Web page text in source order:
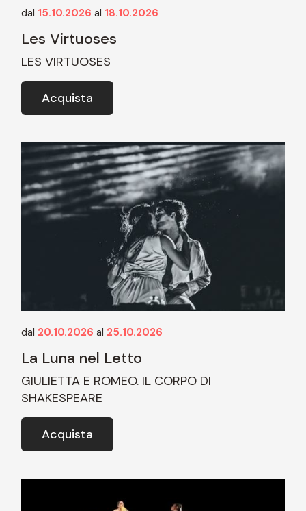
dal 15.10.2026 al 18.10.2026
Les Virtuoses
LES VIRTUOSES
Acquista
dal 20.10.2026 al 25.10.2026
La Luna nel Letto
GIULIETTA E ROMEO. IL CORPO DI
SHAKESPEARE
Acquista